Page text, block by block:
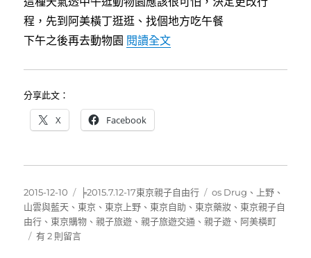
程，先到阿美橫丁逛逛、找個地方吃午餐
下午之後再去動物園 閱讀全文〈[東京藥妝]上野阿美橫丁
分享此文：
X Facebook
發
佈
日
期:
2015-12-10
分
類
╞2015.7.12-17東京親子自由行
標
籤
os Drug 、 上野 、
山雲與藍天 、 東京 、 東京上野 、 東京自助 、 東京藥妝 、 東京親子自
由行 、 東京購物 、親子旅遊 、親子旅遊交通 、親子遊 、 阿美橫町
在
有 2 則留言